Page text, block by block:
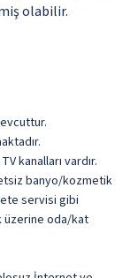
olabilir.
kanalları vardır.
banyo/kozmetik
servisi gibi
üzerine oda/kat